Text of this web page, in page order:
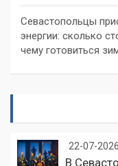
Севастопольцы
энергии: сколько
чему готовиться
22-07-
В